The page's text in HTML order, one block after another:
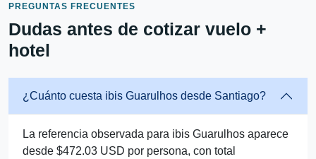
PREGUNTAS FRECUENTES
Dudas antes de cotizar vuelo +
hotel
¿Cuánto cuesta ibis Guarulhos desde Santiago?
La referencia observada para ibis Guarulhos aparece
desde $472.03 USD por persona, con total